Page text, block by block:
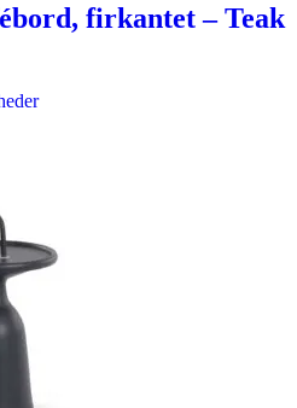
firkantet – Teak